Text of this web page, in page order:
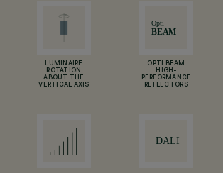
LUMINAIRE
ROTATION
ABOUT THE
VERTICAL AXIS
OPTI BEAM
HIGH-
PERFORMANCE
REFLECTORS